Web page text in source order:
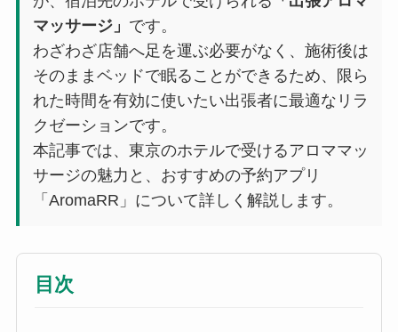
マッサージ」 です。
わざわざ店舗へ足を運ぶ必要がなく、施術後は
そのままベッドで眠ることができるため、限ら
れた時間を有効に使いたい出張者に最適なリラ
クゼーションです。
本記事では、東京のホテルで受けるアロママッ
サージの魅力と、おすすめの予約アプリ
「AromaRR」について詳しく解説します。
目次